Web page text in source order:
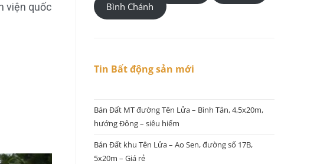
viện quốc
Bình Chánh
Tin Bất động sản mới
Bán Đất MT đường Tên Lửa – Bình Tân, 4,5x20m,
hướng Đông – siêu hiếm
Bán Đất khu Tên Lửa – Ao Sen, đường số 17B,
5x20m – Giá rẻ